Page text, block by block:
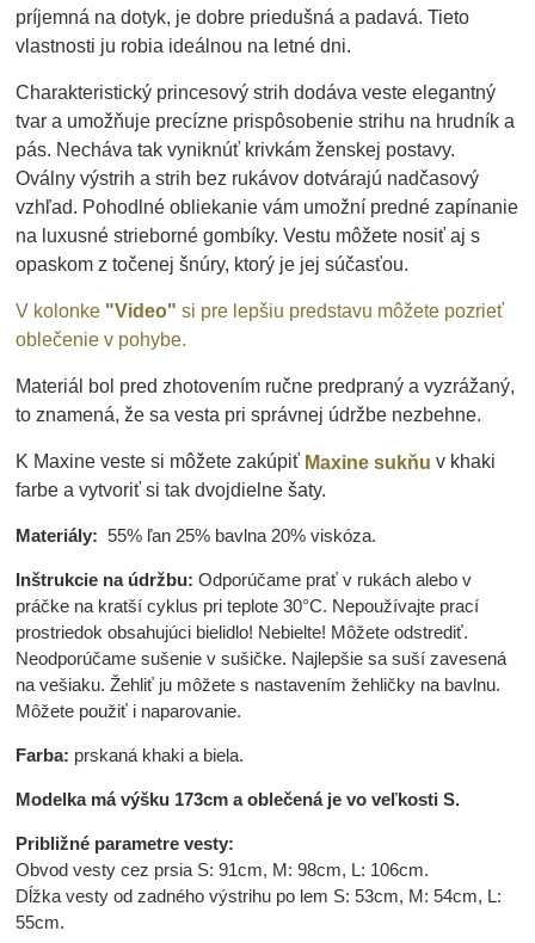
príjemná na dotyk, je dobre priedušná a padavá. Tieto
vlastnosti ju robia ideálnou na letné dni.
Charakteristický princesový strih dodáva veste elegantný
tvar a umožňuje precízne prispôsobenie strihu na hrudník a
pás. Necháva tak vyniknúť krivkám ženskej postavy.
Oválny výstrih a strih bez rukávov dotvárajú nadčasový
vzhľad. Pohodlné obliekanie vám umožní predné zapínanie
na luxusné strieborné gombíky. Vestu môžete nosiť aj s
opaskom z točenej šnúry, ktorý je jej súčasťou.
V kolonke "Video" si pre lepšiu predstavu môžete pozrieť
oblečenie v pohybe.
Materiál bol pred zhotovením ručne predpraný a vyzrážaný,
to znamená, že sa vesta pri správnej údržbe nezbehne.
K Maxine veste si môžete zakúpiť Maxine sukňu v khaki
farbe a vytvoriť si tak dvojdielne šaty.
Materiály: 55% ľan 25% bavlna 20% viskóza.
Inštrukcie na údržbu: Odporúčame prať v rukách alebo v
práčke na kratší cyklus pri teplote 30°C. Nepoužívajte prací
prostriedok obsahujúci bielidlo! Nebielte! Môžete odstrediť.
Neodporúčame sušenie v sušičke. Najlepšie sa suší zavesená
na vešiaku. Žehliť ju môžete s nastavením žehličky na bavlnu.
Môžete použiť i naparovanie.
Farba: prskaná khaki a biela.
Modelka má výšku 173cm a oblečená je vo veľkosti S.
Približné parametre vesty:
Obvod vesty cez prsia S: 91cm, M: 98cm, L: 106cm.
Dĺžka vesty od zadného výstrihu po lem S: 53cm, M: 54cm, L:
55cm.